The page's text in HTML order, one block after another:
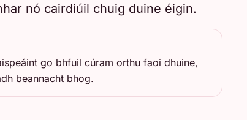
nó cairdiúil chuig duine éigin.
go bhfuil cúram orthu faoi dhuine,
beannacht bhog.